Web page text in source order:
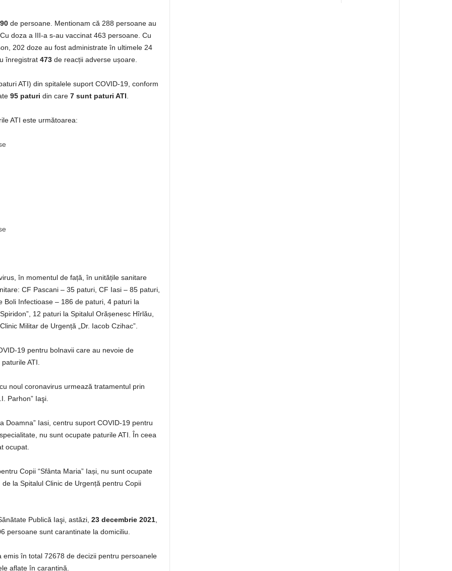
de persoane. Mentionam că 288 persoane au
doza a III-a s-au vaccinat 463 persoane. Cu
202 doze au fost administrate în ultimele 24
înregistrat 473 de reacții adverse ușoare.
ATI) din spitalele suport COVID-19, conform
95 paturi din care 7 sunt paturi ATI
ATI este următoarea:
în momentul de față, în unitățile sanitare
CF Pascani – 35 paturi, CF Iasi – 85 paturi,
Boli Infectioase – 186 de paturi, 4 paturi la
12 paturi la Spitalul Orășenesc Hîrlău,
Militar de Urgență „Dr. Iacob Czihac”.
19 pentru bolnavii care au nevoie de
ATI.
noul coronavirus urmează tratamentul prin
Parhon” Iaşi.
Doamna” Iasi, centru suport COVID-19 pentru
nu sunt ocupate paturile ATI. În ceea
ocupat.
Copii “Sfânta Maria” Iași, nu sunt ocupate
la Spitalul Clinic de Urgență pentru Copii
Publică Iaşi, astăzi, 23 decembrie 2021
persoane sunt carantinate la domiciliu.
în total 72678 de decizii pentru persoanele
aflate în carantină.